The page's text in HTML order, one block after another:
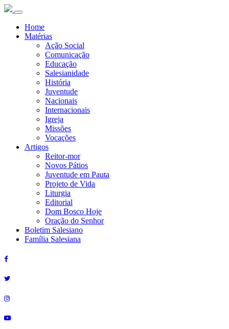
Home
Matérias
Ação Social
Comunicação
Educação
Salesianidade
História
Juventude
Nacionais
Internacionais
Igreja
Missões
Vocações
Artigos
Reitor-mor
Novos Pátios
Juventude em Pauta
Projeto de Vida
Liturgia
Editorial
Dom Bosco Hoje
Oração do Senhor
Boletim Salesiano
Família Salesiana